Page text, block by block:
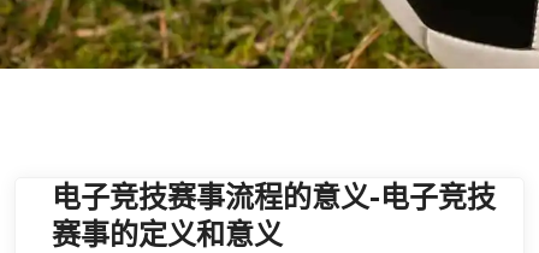
电子竞技赛事流程的意义-电子竞技
赛事的定义和意义